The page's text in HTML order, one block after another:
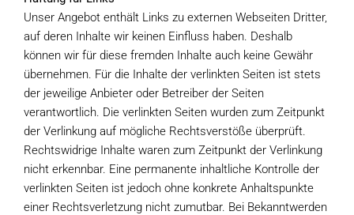
Unser Angebot enthält Links zu externen Webseiten Dritter,
auf deren Inhalte wir keinen Einfluss haben. Deshalb
können wir für diese fremden Inhalte auch keine Gewähr
übernehmen. Für die Inhalte der verlinkten Seiten ist stets
der jeweilige Anbieter oder Betreiber der Seiten
verantwortlich. Die verlinkten Seiten wurden zum Zeitpunkt
der Verlinkung auf mögliche Rechtsverstöße überprüft.
Rechtswidrige Inhalte waren zum Zeitpunkt der Verlinkung
nicht erkennbar. Eine permanente inhaltliche Kontrolle der
verlinkten Seiten ist jedoch ohne konkrete Anhaltspunkte
einer Rechtsverletzung nicht zumutbar. Bei Bekanntwerden